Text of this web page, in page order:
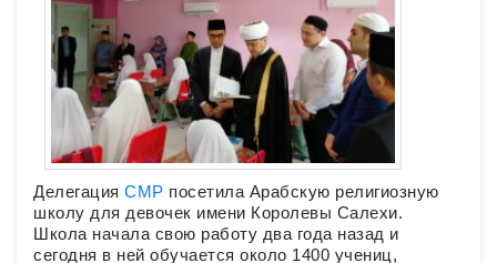
Делегация СМР посетила Арабскую религиозную
школу для девочек имени Королевы Салехи.
Школа начала свою работу два года назад и
сегодня в ней обучается около 1400 учениц,